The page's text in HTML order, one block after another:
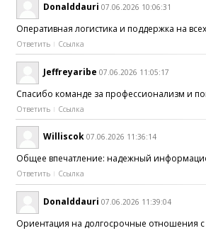
Donalddauri 07.06.2026 10:06:31
Оперативная логистика и поддержка на
Ответить Ссылка
Jeffreyaribe 07.06.2026 11:05:17
Спасибо команде за профессионализм и
Ответить Ссылка
Williscok 07.06.2026 11:36:14
Общее впечатление: надежный
Ответить Ссылка
Donalddauri 07.06.2026 11:39:04
Ориентация на долгосрочные отношения